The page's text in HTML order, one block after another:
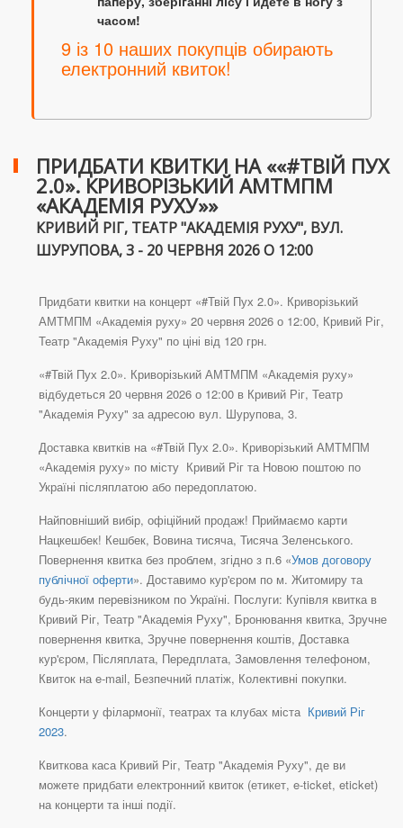
часом!
9 із 10 наших покупців обирають
електронний квиток!
ПРИДБАТИ КВИТКИ НА ««#ТВІЙ ПУХ
2.0». КРИВОРІЗЬКИЙ АМТМПМ
«АКАДЕМІЯ РУХУ»»
КРИВИЙ РІГ, ТЕАТР "АКАДЕМІЯ РУХУ", ВУЛ.
ШУРУПОВА, 3 - 20 ЧЕРВНЯ 2026 О 12:00
Придбати квитки на концерт «#Твій Пух 2.0». Криворізький
АМТМПМ «Академія руху» 20 червня 2026 о 12:00, Кривий Ріг,
Театр "Академія Руху" по ціні від 120 грн.
«#Твій Пух 2.0». Криворізький АМТМПМ «Академія руху»
відбудеться 20 червня 2026 о 12:00 в Кривий Ріг, Театр
"Академія Руху" за адресою вул. Шурупова, 3.
Доставка квитків на «#Твій Пух 2.0». Криворізький АМТМПМ
«Академія руху» по місту Кривий Ріг та Новою поштою по
Україні післяплатою або передоплатою.
Найповніший вибір, офіційний продаж! Приймаємо карти
Нацкешбек! Кешбек, Вовина тисяча, Тисяча Зеленського.
Повернення квитка без проблем, згідно з п.6 «Умов договору
публічної оферти». Доставимо кур'єром по м. Житомиру та
будь-яким перевізником по Україні. Послуги: Купівля квитка в
Кривий Ріг, Театр "Академія Руху", Бронювання квитка, Зручне
повернення квитка, Зручне повернення коштів, Доставка
кур'єром, Післяплата, Передплата, Замовлення телефоном,
Квиток на e-mail, Безпечний платіж, Колективні покупки.
Концерти у філармонії, театрах та клубах міста Кривий Ріг
2023.
Квиткова каса Кривий Ріг, Театр "Академія Руху", де ви
можете придбати електронний квиток (етикет, e-ticket, eticket)
на концерти та інші події.